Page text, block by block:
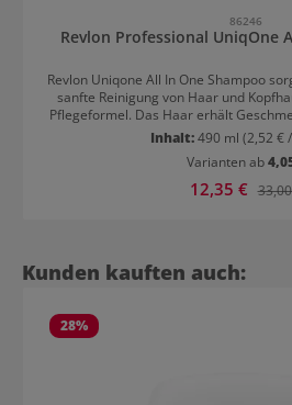
86246
Revlon Professional UniqOne
Revlon Uniqone All In One Shampoo
sanfte Reinigung von Haar und
Pflegeformel. Das Haar erhält
frischen UniqOne Duft. Das Shampoo
bis in die Spitzen, reduziert den
beseitigen. Außerdem hat es einen Anti-
Inhalt:490 ml (2,52 €
Varianten ab
Verkaufspreis:
12,35 €
Produktgalerie überspringen
Kunden kauften auch:
28%